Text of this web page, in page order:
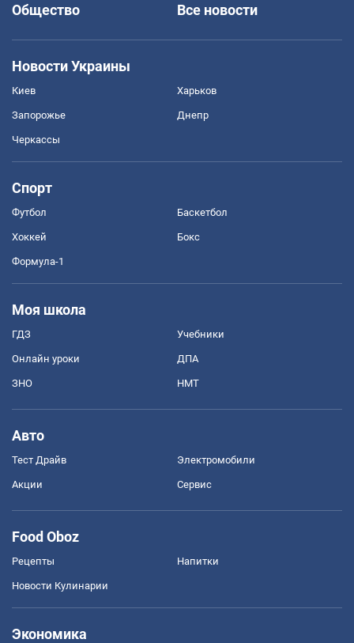
Общество
Все новости
Новости Украины
Киев Харьков
Запорожье Днепр
Черкассы
Спорт
Футбол Баскетбол
Хоккей Бокс
Формула-1
Моя школа
ГДЗ Учебники
Онлайн уроки ДПА
ЗНО НМТ
Авто
Тест Драйв Электромобили
Акции Сервис
Food Oboz
Рецепты Напитки
Новости Кулинарии
Экономика